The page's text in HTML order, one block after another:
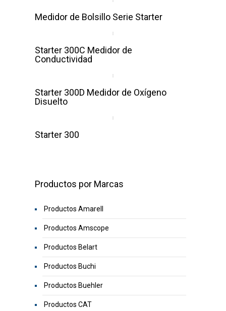
Medidor de Bolsillo Serie Starter
Starter 300C Medidor de
Conductividad
Starter 300D Medidor de Oxígeno
Disuelto
Starter 300
Productos por Marcas
Productos Amarell
Productos Amscope
Productos Belart
Productos Buchi
Productos Buehler
Productos CAT